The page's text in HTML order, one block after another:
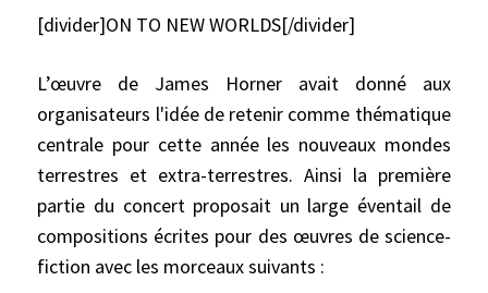
[divider]ON TO NEW WORLDS[/divider]
L’œuvre de James Horner avait donné aux
organisateurs l'idée de retenir comme thématique
centrale pour cette année les nouveaux mondes
terrestres et extra-terrestres. Ainsi la première
partie du concert proposait un large éventail de
compositions écrites pour des œuvres de science-
fiction avec les morceaux suivants :